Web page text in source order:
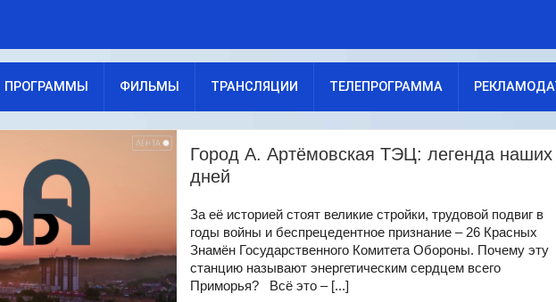
ПРОГРАММЫ ФИЛЬМЫ ТРАНСЛЯЦИИ ТЕЛЕПРОГРАММА
Город А. Артёмовская ТЭЦ: легенда наших
дней
За её историей стоят великие стройки, трудовой подвиг в
годы войны и беспрецедентное признание – 26 Красных
Знамён Государственного Комитета Обороны. Почему эту
станцию называют энергетическим сердцем всего
Приморья? Всё это – [...]